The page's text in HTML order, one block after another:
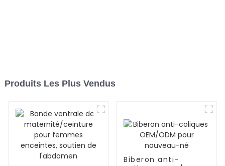
Produits Les Plus Vendus
Biberon anti-